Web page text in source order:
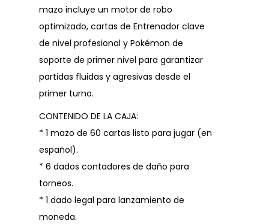
mazo incluye un motor de robo
optimizado, cartas de Entrenador clave
de nivel profesional y Pokémon de
soporte de primer nivel para garantizar
partidas fluidas y agresivas desde el
primer turno.
CONTENIDO DE LA CAJA:
* 1 mazo de 60 cartas listo para jugar (en
español).
* 6 dados contadores de daño para
torneos.
* 1 dado legal para lanzamiento de
moneda.